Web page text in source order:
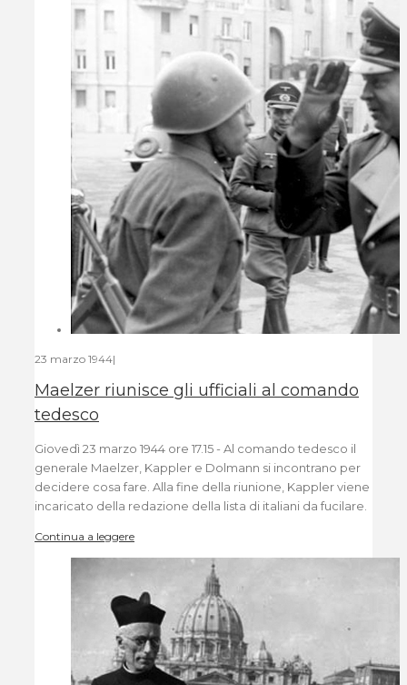
23 marzo 1944|
Maelzer riunisce gli ufficiali al comando
tedesco
Giovedì 23 marzo 1944 ore 17.15 - Al comando tedesco il
generale Maelzer, Kappler e Dolmann si incontrano per
decidere cosa fare. Alla fine della riunione, Kappler viene
incaricato della redazione della lista di italiani da fucilare.
Continua a leggere